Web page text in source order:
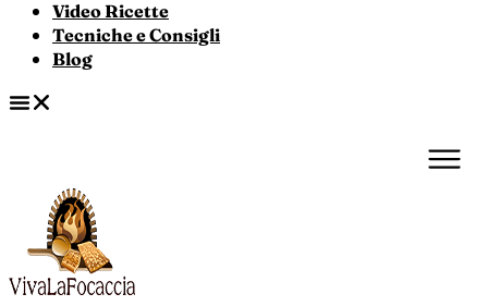
Video Ricette
Tecniche e Consigli
Blog